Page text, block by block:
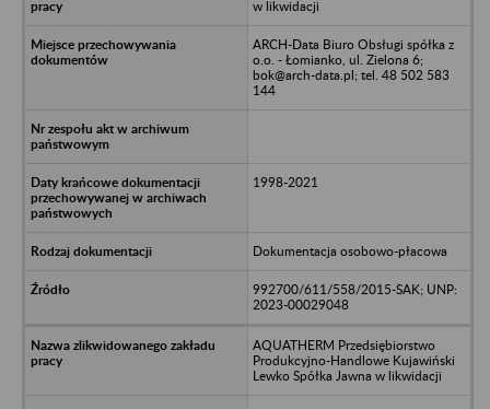
w likwidacji
ARCH-Data Biuro Obsługi spółka z
o.o. - Łomianko, ul. Zielona 6;
bok@arch-data.pl; tel. 48 502 583
144
1998-2021
Dokumentacja osobowo-płacowa
992700/611/558/2015-SAK; UNP:
2023-00029048
AQUATHERM Przedsiębiorstwo
Produkcyjno-Handlowe Kujawiński
Lewko Spółka Jawna w likwidacji